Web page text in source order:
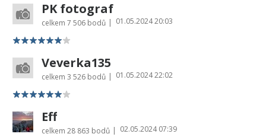
PK fotograf
celkem 7 506 bodů 01.05.2024 20:03
Veverka135
celkem 3 526 bodů 01.05.2024 22:02
Eff
celkem 28 863 bodů 02.05.2024 07:39